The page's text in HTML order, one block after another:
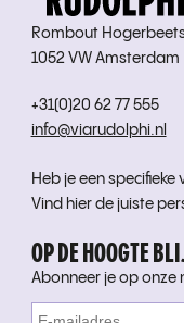
Rombout
1052 VW Amsterdam
+31(0)20 62 77 555
info@viarudolphi.nl
Heb je een specifieke
Vind hier de juiste
OP DE HOOGTE
Abonneer je op onze